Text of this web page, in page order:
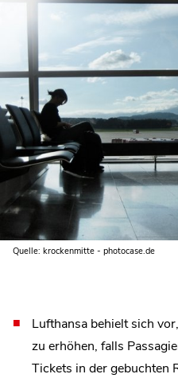
Quelle: krockenmitte - photocase.de
Lufthansa behielt sich
zu erhöhen, falls
Tickets in der gebuchten